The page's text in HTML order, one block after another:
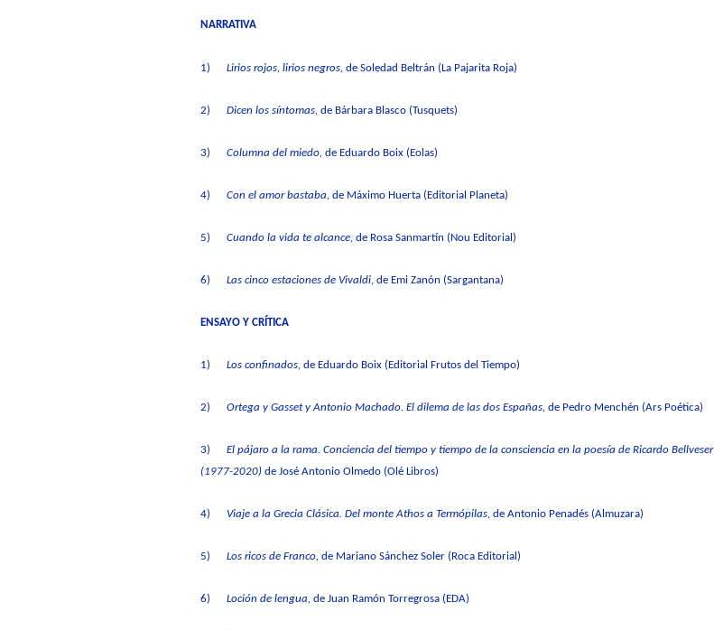
NARRATIVA
1) Lirios rojos lirios negros de Soledad Beltrán (La Pajarita Roja)
2) Dicen los síntomas de Bárbara Blasco (Tusquets)
3) Columna del miedo de Eduardo Boix (Eolas)
4) Con el amor bastaba de Máximo Huerta (Editorial Planeta)
5) Cuando la vida te alcance, de Rosa Sanmartín (Nou Editorial)
6) Las cinco estaciones de Vivaldi, de Emi Zanón (Sargantana)
ENSAYO Y CRÍTICA
1) Los confinados, de Eduardo Boix (Editorial Frutos del Tiempo)
2) Ortega y Gasset y Antonio Machado. El dilema de las dos Españas, de Pedro Menchén (Ars Poética)
3) El pájaro a la rama. Conciencia del tiempo y tiempo de la consciencia en la poesía de Ricardo Bellveser
(1977-2020) de José Antonio Olmedo (Olé Libros)
4) Viaje a la Grecia Clásica. Del monte Athos a Termópilas, de Antonio Penadés (Almuzara)
5) Los ricos de Franco, de Mariano Sánchez Soler (Roca Editorial)
6) Loción de lengua, de Juan Ramón Torregrosa (EDA)